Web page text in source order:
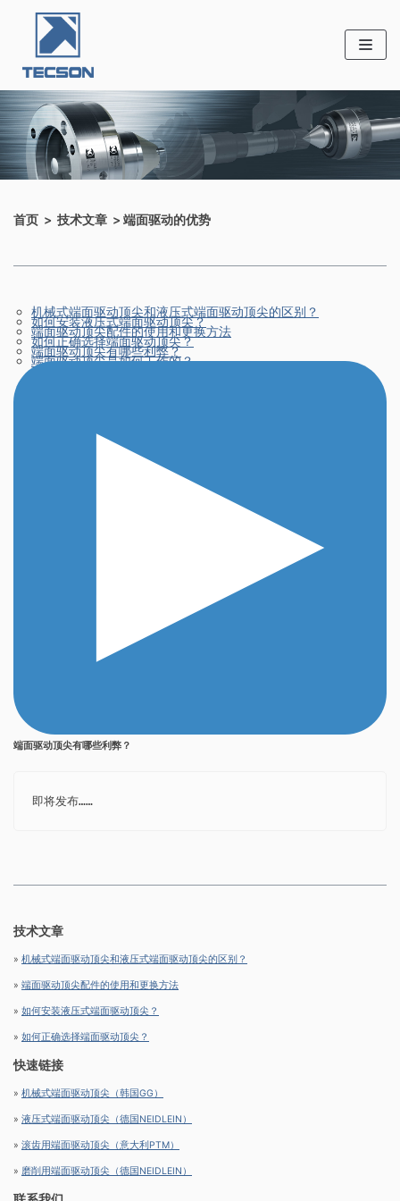
首页 > 技术文章 > 端面驱动的优势
机械式端面驱动顶尖和液压式端面驱动顶尖的区别？
如何安装液压式端面驱动顶尖？
端面驱动顶尖配件的使用和更换方法
如何正确选择端面驱动顶尖？
端面驱动顶尖有哪些利弊？
端面驱动顶尖是如何工作的？
端面驱动顶尖有哪些利弊？
即将发布……
技术文章
» 机械式端面驱动顶尖和液压式端面驱动顶尖的区别？
» 端面驱动顶尖配件的使用和更换方法
» 如何安装液压式端面驱动顶尖？
» 如何正确选择端面驱动顶尖？
快速链接
» 机械式端面驱动顶尖（韩国GG）
» 液压式端面驱动顶尖（德国NEIDLEIN）
» 滚齿用端面驱动顶尖（意大利PTM）
» 磨削用端面驱动顶尖（德国NEIDLEIN）